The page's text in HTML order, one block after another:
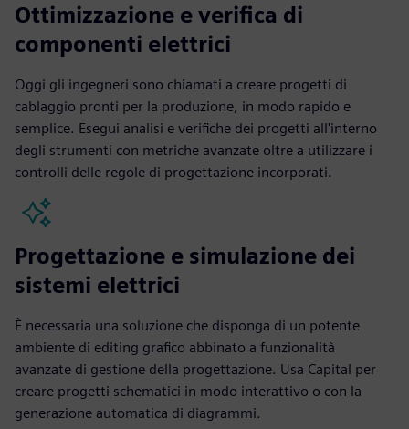
Ottimizzazione e verifica di
componenti elettrici
Oggi gli ingegneri sono chiamati a creare progetti di
cablaggio pronti per la produzione, in modo rapido e
semplice. Esegui analisi e verifiche dei progetti all'interno
degli strumenti con metriche avanzate oltre a utilizzare i
controlli delle regole di progettazione incorporati.
Progettazione e simulazione dei
sistemi elettrici
È necessaria una soluzione che disponga di un potente
ambiente di editing grafico abbinato a funzionalità
avanzate di gestione della progettazione. Usa Capital per
creare progetti schematici in modo interattivo o con la
generazione automatica di diagrammi.